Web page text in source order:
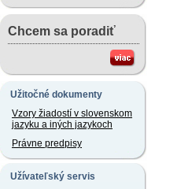
Chcem sa poradiť
Užitočné dokumenty
Vzory žiadostí v slovenskom
jazyku a iných jazykoch
Právne predpisy
Užívateľský servis